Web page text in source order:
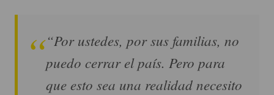
“Por ustedes, por sus familias, no
puedo cerrar el país. Pero para
que esto sea una realidad necesito